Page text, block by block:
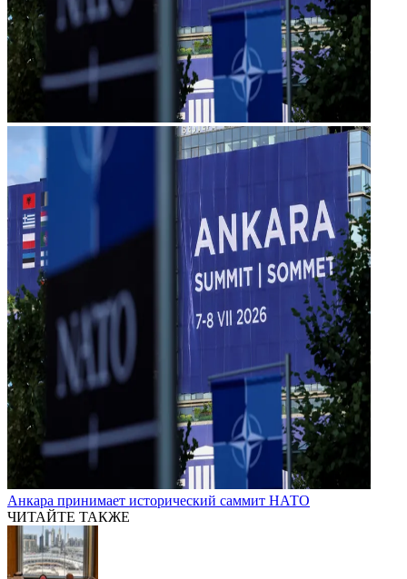
Анкара принимает исторический саммит НАТО
ЧИТАЙТЕ ТАКЖЕ